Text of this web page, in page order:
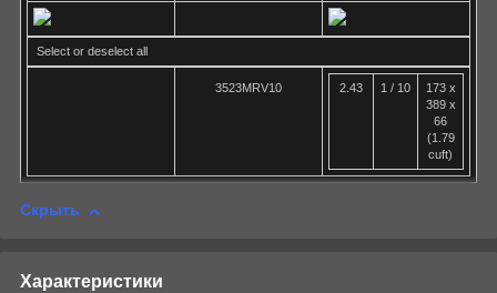
Select or deselect all
3523MRV10 2.43 1 / 10
173 x
389 x
66
(1.79
cuft)
Скрыть
Характеристики